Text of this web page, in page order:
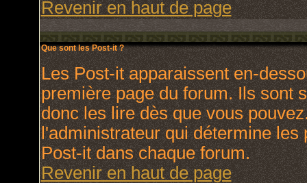
Revenir en haut de page
Que sont les Post-it ?
Les Post-it apparaissent en-
première page du forum. Ils sont
donc les lire dès que vous
l'administrateur qui détermine
Post-it dans chaque forum.
Revenir en haut de page